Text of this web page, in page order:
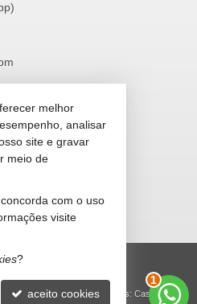
de Privacidade
Site para imobiliárias: Castel Digital
2
melhor
analisar
site e gravar
meio de
com o uso
visite
?
aceito cookies